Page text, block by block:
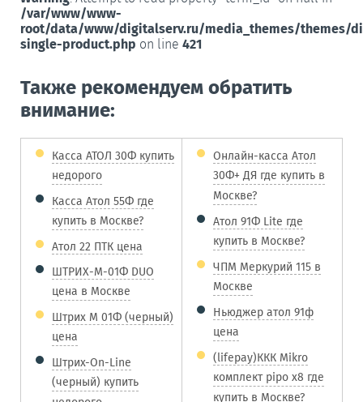
/var/www/www-
root/data/www/digitalserv.ru/media_themes/themes/
single-product.php on line 421
Также рекомендуем обратить
внимание:
Касса АТОЛ 30Ф купить
недорого
Касса Атол 55Ф где
купить в Москве?
Атол 22 ПТК цена
ШТРИХ-М-01Ф DUO
цена в Москве
Штрих М 01Ф (черный)
цена
Штрих-On-Line
(черный) купить
Онлайн-касса Атол
30Ф+ ДЯ где купить в
Москве?
Атол 91Ф Lite где
купить в Москве?
ЧПМ Меркурий 115 в
Москве
Ньюджер атол 91ф
цена
(lifepay)ККК Mikro
комплект pipo x8 где
купить в Москве?